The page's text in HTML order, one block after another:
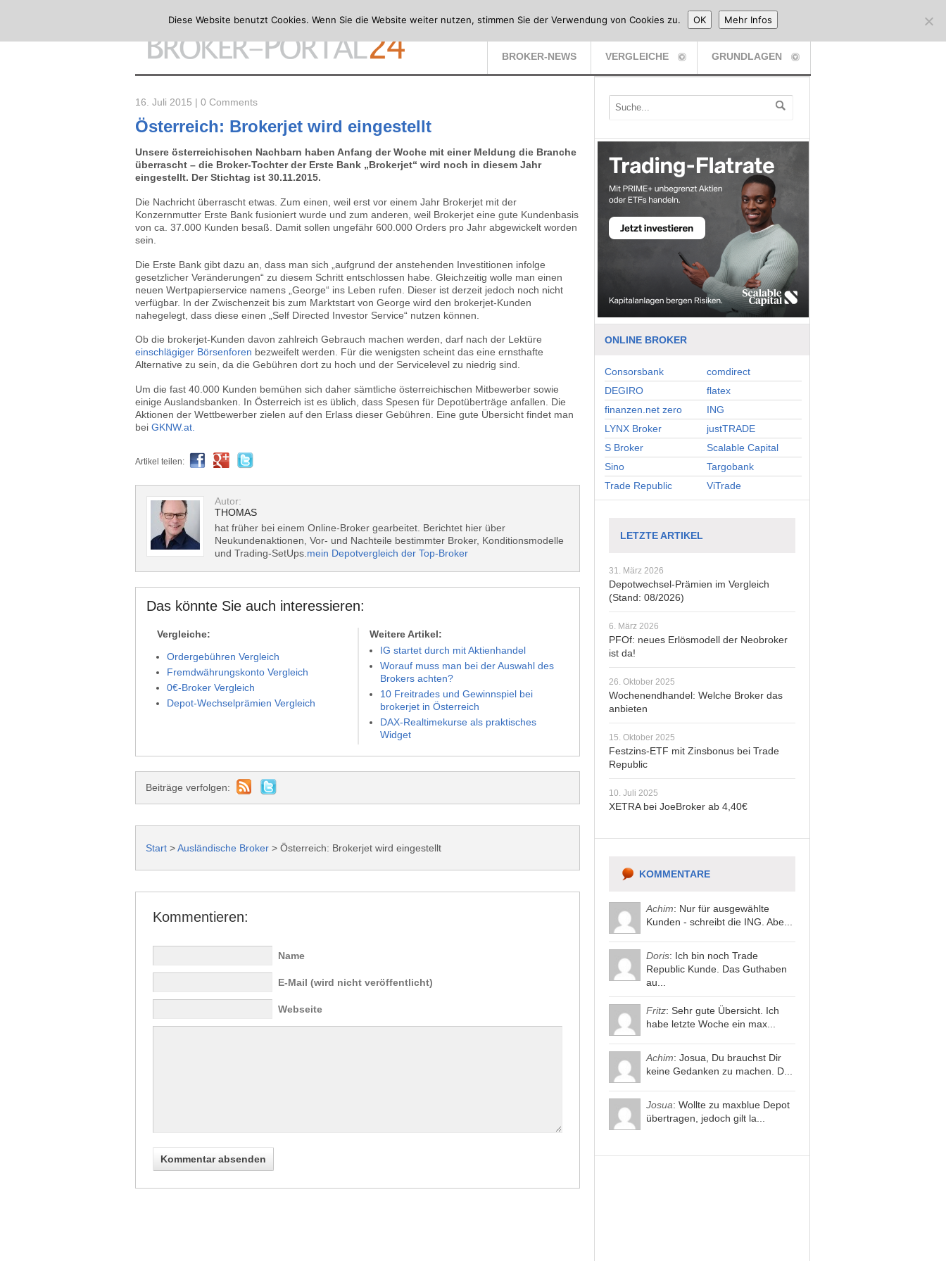
BROKER-NEWS VERGLEICHE GRUNDLAGEN
16. Juli 2015 | 0 Comments
Österreich: Brokerjet wird eingestellt
Unsere österreichischen Nachbarn haben Anfang der Woche mit einer Meldung die Branche
überrascht – die Broker-Tochter der Erste Bank „Brokerjet“ wird noch in diesem Jahr
eingestellt. Der Stichtag ist 30.11.2015.
Die Nachricht überrascht etwas. Zum einen, weil erst vor einem Jahr Brokerjet mit der
Konzernmutter Erste Bank fusioniert wurde und zum anderen, weil Brokerjet eine gute Kundenbasis
von ca. 37.000 Kunden besaß. Damit sollen ungefähr 600.000 Orders pro Jahr abgewickelt worden
sein.
Die Erste Bank gibt dazu an, dass man sich „aufgrund der anstehenden Investitionen infolge
gesetzlicher Veränderungen“ zu diesem Schritt entschlossen habe. Gleichzeitig wolle man einen
neuen Wertpapierservice namens „George“ ins Leben rufen. Dieser ist derzeit jedoch noch nicht
verfügbar. In der Zwischenzeit bis zum Marktstart von George wird den brokerjet-Kunden
nahegelegt, dass diese einen „Self Directed Investor Service“ nutzen können.
Ob die brokerjet-Kunden davon zahlreich Gebrauch machen werden, darf nach der Lektüre
einschlägiger Börsenforen bezweifelt werden. Für die wenigsten scheint das eine ernsthafte
Alternative zu sein, da die Gebühren dort zu hoch und der Servicelevel zu niedrig sind.
Um die fast 40.000 Kunden bemühen sich daher sämtliche österreichischen Mitbewerber sowie
einige Auslandsbanken. In Österreich ist es üblich, dass Spesen für Depotüberträge anfallen. Die
Aktionen der Wettbewerber zielen auf den Erlass dieser Gebühren. Eine gute Übersicht findet man
bei GKNW.at.
Artikel teilen:
Autor:
THOMAS
hat früher bei einem Online-Broker gearbeitet. Berichtet hier über
Neukundenaktionen, Vor- und Nachteile bestimmter Broker, Konditionsmodelle
und Trading-SetUps. mein Depotvergleich der Top-Broker
Das könnte Sie auch interessieren:
Vergleiche:
Ordergebühren Vergleich
Fremdwährungskonto Vergleich
0€-Broker Vergleich
Depot-Wechselprämien Vergleich
Weitere Artikel:
IG startet durch mit Aktienhandel
Worauf muss man bei der Auswahl des
Brokers achten?
10 Freitrades und Gewinnspiel bei
brokerjet in Österreich
DAX-Realtimekurse als praktisches
Widget
Beiträge verfolgen:
Start >Ausländische Broker > Österreich: Brokerjet wird eingestellt
Kommentieren:
Name
E-Mail (wird nicht veröffentlicht)
Webseite
ONLINE BROKER
Consorsbank
comdirect
DEGIRO
flatex
finanzen.net zero
ING
LYNX Broker
justTRADE
S Broker
Scalable Capital
Sino
Targobank
Trade Republic
ViTrade
LETZTE ARTIKEL
31. März 2026
Depotwechsel-Prämien im Vergleich
(Stand: 08/2026)
6. März 2026
PFOf: neues Erlösmodell der Neobroker
ist da!
26. Oktober 2025
Wochenendhandel: Welche Broker das
anbieten
15. Oktober 2025
Festzins-ETF mit Zinsbonus bei Trade
Republic
10. Juli 2025
XETRA bei JoeBroker ab 4,40€
KOMMENTARE
Achim: Nur für ausgewählte
Kunden - schreibt die ING. Abe...
Doris: Ich bin noch Trade
Republic Kunde. Das Guthaben
au...
Fritz: Sehr gute Übersicht. Ich
habe letzte Woche ein max...
Achim: Josua, Du brauchst Dir
keine Gedanken zu machen. D...
Josua: Wollte zu maxblue Depot
übertragen, jedoch gilt la...
Diese Website benutzt Cookies. Wenn Sie die Website weiter nutzen, stimmen Sie der Verwendung von Cookies zu. OK Mehr Infos